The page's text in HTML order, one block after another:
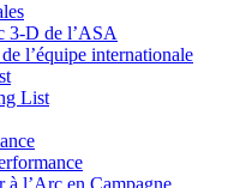
3-D de l’ASA
l’équipe internationale
List